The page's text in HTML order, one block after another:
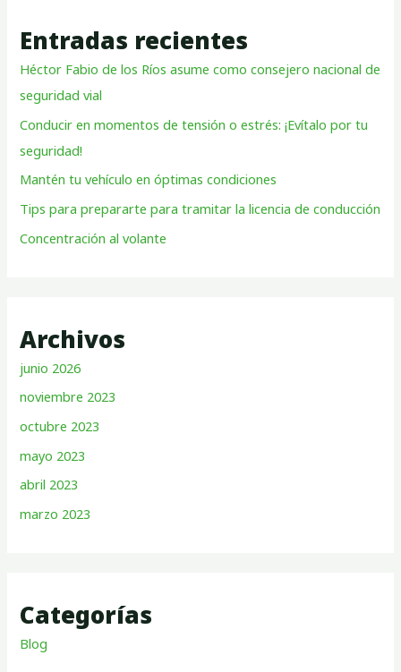
Entradas recientes
Héctor Fabio de los Ríos asume como consejero nacional de
seguridad vial
Conducir en momentos de tensión o estrés: ¡Evítalo por tu
seguridad!
Mantén tu vehículo en óptimas condiciones
Tips para prepararte para tramitar la licencia de conducción
Concentración al volante
Archivos
junio 2026
noviembre 2023
octubre 2023
mayo 2023
abril 2023
marzo 2023
Categorías
Blog